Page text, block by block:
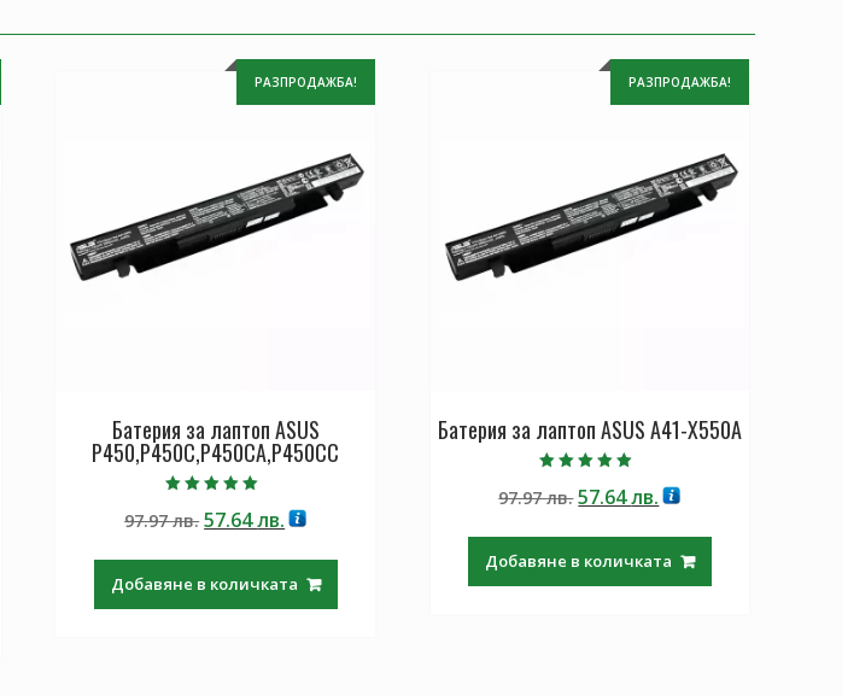
РАЗПРОДАЖБА!
Батерия за лаптоп ASUS
P450,P450C,P450CA,P450CC
5.00
от 5
97.97лв. Original
97.97 лв..
57.64лв.Текущата
57.64 лв..
Добавяне в количката
РАЗПРОДАЖБА!
Батерия за лаптоп ASUS A41-X550A
5.00
от 5
97.97лв.Original
97.97 лв..
57.64лв.Текущата
57.64 лв..
Добавяне в количката